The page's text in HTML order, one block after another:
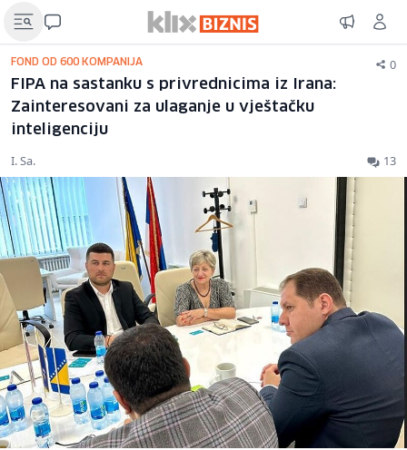
FOND OD 600 KOMPANIJA 0
FIPA na sastanku s privrednicima iz Irana:
Zainteresovani za ulaganje u vještačku
inteligenciju
I. Sa. 13